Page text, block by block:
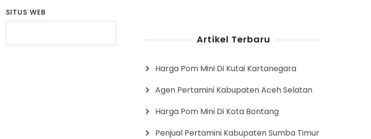
SITUS WEB
Artikel Terbaru
Harga Pom Mini Di Kutai Kartanegara
Agen Pertamini Kabupaten Aceh Selatan
Harga Pom Mini Di Kota Bontang
Penjual Pertamini Kabupaten Sumba Timur